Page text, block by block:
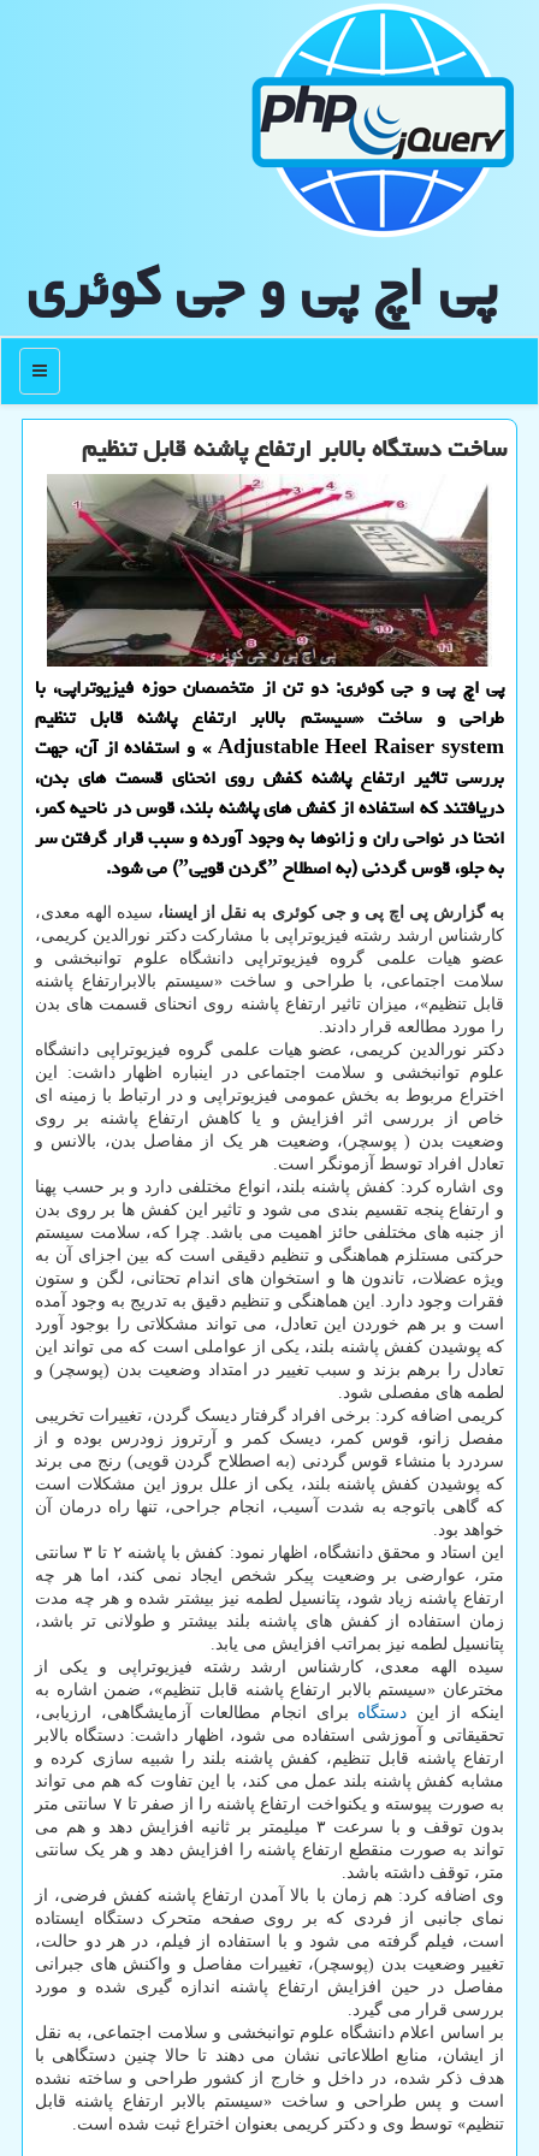
پی اچ پی و جی كوئری
منو
ساخت دستگاه بالابر ارتفاع پاشنه قابل تنظیم
پی اچ پی و جی کوئری: دو تن از متخصصان حوزه فیزیوتراپی، با
طراحی و ساخت «سیستم بالابر ارتفاع پاشنه قابل تنظیم
Adjustable Heel Raiser system » و استفاده از آن، جهت
بررسی تاثیر ارتفاع پاشنه کفش روی انحنای قسمت های بدن،
دریافتند که استفاده از کفش های پاشنه بلند، قوس در ناحیه کمر،
انحنا در نواحی ران و زانوها به وجود آورده و سبب قرار گرفتن سر
به جلو، قوس گردنی (به اصطلاح ˮگردن قوییˮ) می شود.
به گزارش پی اچ پی و جی کوئری به نقل از ایسنا، سیده الهه معدی،
کارشناس ارشد رشته فیزیوتراپی با مشارکت دکتر نورالدین کریمی،
عضو هیات علمی گروه فیزیوتراپی دانشگاه علوم توانبخشی و
سلامت اجتماعی، با طراحی و ساخت «سیستم بالابرارتفاع پاشنه
قابل تنظیم»، میزان تاثیر ارتفاع پاشنه روی انحنای قسمت های بدن
را مورد مطالعه قرار دادند.
دکتر نورالدین کریمی، عضو هیات علمی گروه فیزیوتراپی دانشگاه
علوم توانبخشی و سلامت اجتماعی در اینباره اظهار داشت: این
اختراع مربوط به بخش عمومی فیزیوتراپی و در ارتباط با زمینه ای
خاص از بررسی اثر افزایش و یا کاهش ارتفاع پاشنه بر روی
وضعیت بدن ( پوسچر)، وضعیت هر یک از مفاصل بدن، بالانس و
تعادل افراد توسط آزمونگر است.
وی اشاره کرد: کفش پاشنه بلند، انواع مختلفی دارد و بر حسب پهنا
و ارتفاع پنجه تقسیم بندی می شود و تاثیر این کفش ها بر روی بدن
از جنبه های مختلفی حائز اهمیت می باشد. چرا که، سلامت سیستم
حرکتی مستلزم هماهنگی و تنظیم دقیقی است که بین اجزای آن به
ویژه عضلات، تاندون ها و استخوان های اندام تحتانی، لگن و ستون
فقرات وجود دارد. این هماهنگی و تنظیم دقیق به تدریج به وجود آمده
است و بر هم خوردن این تعادل، می تواند مشکلاتی را بوجود آورد
که پوشیدن کفش پاشنه بلند، یکی از عواملی است که می تواند این
تعادل را برهم بزند و سبب تغییر در امتداد وضعیت بدن (پوسچر) و
لطمه های مفصلی شود.
کریمی اضافه کرد: برخی افراد گرفتار دیسک گردن، تغییرات تخریبی
مفصل زانو، قوس کمر، دیسک کمر و آرتروز زودرس بوده و از
سردرد با منشاء قوس گردنی (به اصطلاح گردن قویی) رنج می برند
که پوشیدن کفش پاشنه بلند، یکی از علل بروز این مشکلات است
که گاهی باتوجه به شدت آسیب، انجام جراحی، تنها راه درمان آن
خواهد بود.
این استاد و محقق دانشگاه، اظهار نمود: کفش با پاشنه ۲ تا ۳ سانتی
متر، عوارضی بر وضعیت پیکر شخص ایجاد نمی کند، اما هر چه
ارتفاع پاشنه زیاد شود، پتانسیل لطمه نیز بیشتر شده و هر چه مدت
زمان استفاده از کفش های پاشنه بلند بیشتر و طولانی تر باشد،
پتانسیل لطمه نیز بمراتب افزایش می یابد.
سیده الهه معدی، کارشناس ارشد رشته فیزیوتراپی و یکی از
مخترعان «سیستم بالابر ارتفاع پاشنه قابل تنظیم»، ضمن اشاره به
اینکه از این دستگاه برای انجام مطالعات آزمایشگاهی، ارزیابی،
تحقیقاتی و آموزشی استفاده می شود، اظهار داشت: دستگاه بالابر
ارتفاع پاشنه قابل تنظیم، کفش پاشنه بلند را شبیه سازی کرده و
مشابه کفش پاشنه بلند عمل می کند، با این تفاوت که هم می تواند
به صورت پیوسته و یکنواخت ارتفاع پاشنه را از صفر تا ۷ سانتی متر
بدون توقف و با سرعت ۳ میلیمتر بر ثانیه افزایش دهد و هم می
تواند به صورت منقطع ارتفاع پاشنه را افزایش دهد و هر یک سانتی
متر، توقف داشته باشد.
وی اضافه کرد: هم زمان با بالا آمدن ارتفاع پاشنه کفش فرضی، از
نمای جانبی از فردی که بر روی صفحه متحرک دستگاه ایستاده
است، فیلم گرفته می شود و با استفاده از فیلم، در هر دو حالت،
تغییر وضعیت بدن (پوسچر)، تغییرات مفاصل و واکنش های جبرانی
مفاصل در حین افزایش ارتفاع پاشنه اندازه گیری شده و مورد
بررسی قرار می گیرد.
بر اساس اعلام دانشگاه علوم توانبخشی و سلامت اجتماعی، به نقل
از ایشان، منابع اطلاعاتی نشان می دهند تا حالا چنین دستگاهی با
هدف ذکر شده، در داخل و خارج از کشور طراحی و ساخته نشده
است و پس طراحی و ساخت «سیستم بالابر ارتفاع پاشنه قابل
تنظیم» توسط وی و دکتر کریمی بعنوان اختراع ثبت شده است.